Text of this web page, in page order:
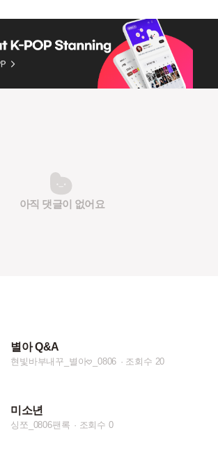
아직 댓글이 없어요
별아 Q&A
현빛바부내꾸_별아𖹭_0806 조회수 20
미소년
싱쪼_0806팬록 조회수 0